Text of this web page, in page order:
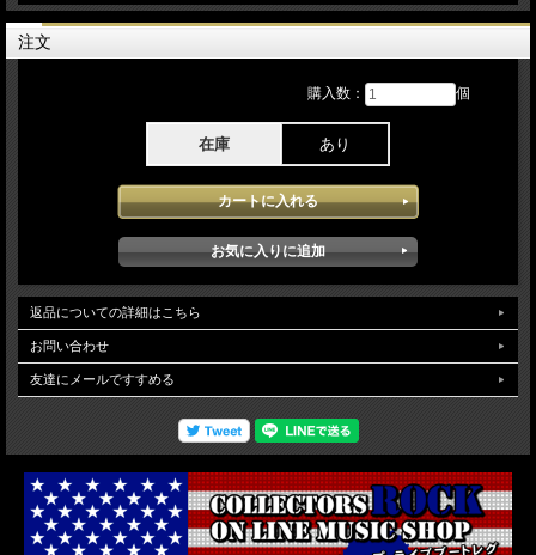
の2公演のファイナル公演を行い結成50年の活動に終止符を打ったperformanceと
なりライブのプロモーションを多数行い且つ会場に詰め掛けた多くのオーディエン
スの熱気の中行われたステージはKISS 50年の歴史凝縮した中身の濃い最高のコン
高のライブバンドがリアルに堪能でき殆どと言って良いほどすべてを出し尽くした
まさにラストにふさわしいKISSが堪能できます。映像クオリティは、Proソースが
使用され当日のリアリティやまさに会場の空気感がダイレクトに堪能できます。
（NTSC Menu Chapter Region02)
注文
購入数： 個
在庫 あり
返品についての詳細はこちら
お問い合わせ
友達にメールですすめる